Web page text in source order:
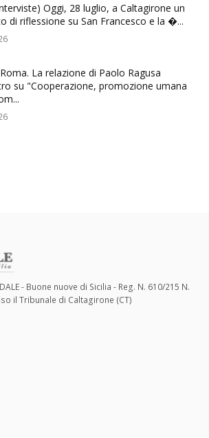
Oggi, 28 luglio, a Caltagirone un
di riflessione su San Francesco e la �...
La relazione di Paolo Ragusa
su "Cooperazione, promozione umana
- Buone nuove di Sicilia - Reg. N. 610/215 N.
il Tribunale di Caltagirone (CT)